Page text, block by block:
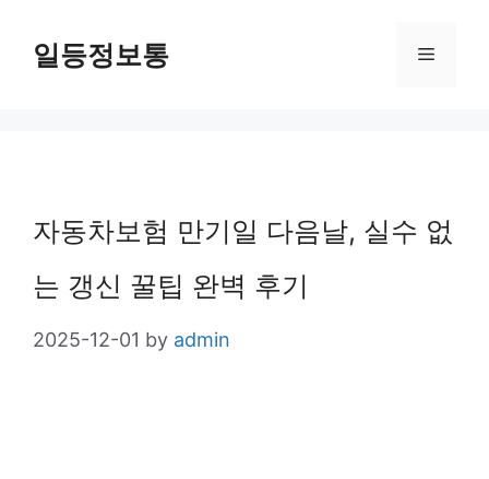
일등정보통 Menu
자동차보험 만기일 다음날, 실수 없
는 갱신 꿀팁 완벽 후기
2025-12-01 by admin